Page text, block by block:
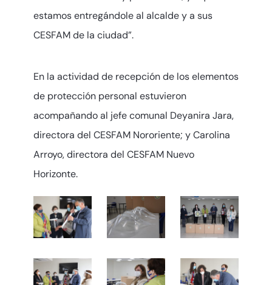
estamos entregándole al alcalde y a sus
CESFAM de la ciudad”.
En la actividad de recepción de los elementos
de protección personal estuvieron
acompañando al jefe comunal Deyanira Jara,
directora del CESFAM Nororiente; y Carolina
Arroyo, directora del CESFAM Nuevo
Horizonte.